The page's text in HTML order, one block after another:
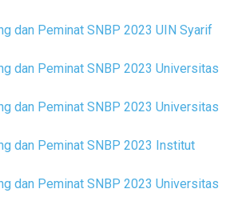
dan Peminat SNBP 2023 UIN Syarif
dan Peminat SNBP 2023 Universitas
dan Peminat SNBP 2023 Universitas
dan Peminat SNBP 2023 Institut
dan Peminat SNBP 2023 Universitas